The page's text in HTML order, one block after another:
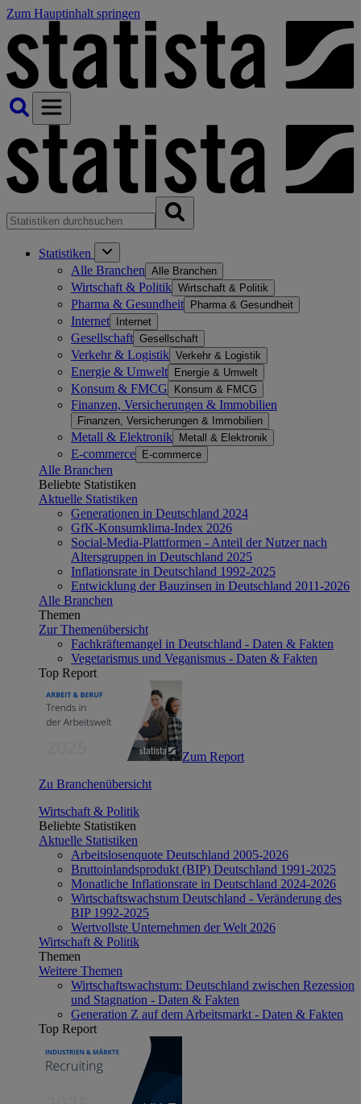
Zum Hauptinhalt springen
Statistiken
Alle Branchen Alle Branchen
Wirtschaft & Politik Wirtschaft & Politik
Pharma & Gesundheit Pharma & Gesundheit
Internet Internet
Gesellschaft Gesellschaft
Verkehr & Logistik Verkehr & Logistik
Energie & Umwelt Energie & Umwelt
Konsum & FMCG Konsum & FMCG
Finanzen, Versicherungen & Immobilien
Finanzen, Versicherungen & Immobilien
Metall & Elektronik Metall & Elektronik
E-commerce E-commerce
Alle Branchen
Beliebte Statistiken
Aktuelle Statistiken
Generationen in Deutschland 2024
GfK-Konsumklima-Index 2026
Social-Media-Plattformen - Anteil der Nutzer nach
Altersgruppen in Deutschland 2025
Inflationsrate in Deutschland 1992-2025
Entwicklung der Bauzinsen in Deutschland 2011-2026
Alle Branchen
Themen
Zur Themenübersicht
Fachkräftemangel in Deutschland - Daten & Fakten
Vegetarismus und Veganismus - Daten & Fakten
Top Report
Zum Report
Zu Branchenübersicht
Wirtschaft & Politik
Beliebte Statistiken
Aktuelle Statistiken
Arbeitslosenquote Deutschland 2005-2026
Bruttoinlandsprodukt (BIP) Deutschland 1991-2025
Monatliche Inflationsrate in Deutschland 2024-2026
Wirtschaftswachstum Deutschland - Veränderung des
BIP 1992-2025
Wertvollste Unternehmen der Welt 2026
Wirtschaft & Politik
Themen
Weitere Themen
Wirtschaftswachstum: Deutschland zwischen Rezession
und Stagnation - Daten & Fakten
Generation Z auf dem Arbeitsmarkt - Daten & Fakten
Top Report